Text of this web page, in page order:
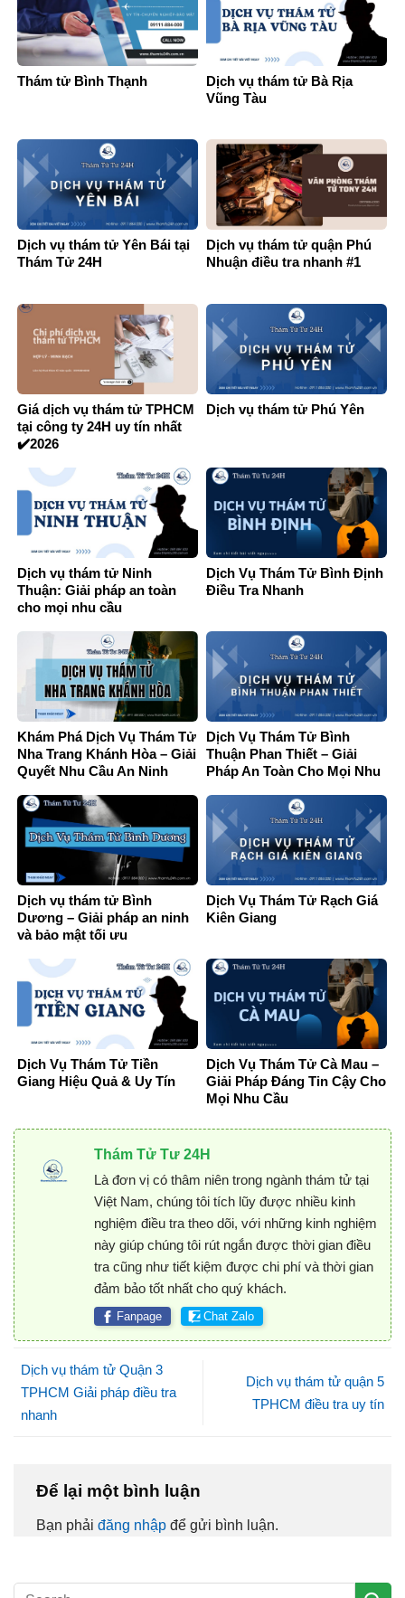
Thám tử Bình Thạnh
Dịch vụ thám tử Bà Rịa
Vũng Tàu
Dịch vụ thám tử Yên Bái tại
Thám Tử 24H
Dịch vụ thám tử quận Phú
Nhuận điều tra nhanh #1
Giá dịch vụ thám tử TPHCM
tại công ty 24H uy tín nhất
✔️2026
Dịch vụ thám tử Phú Yên
Dịch vụ thám tử Ninh
Thuận: Giải pháp an toàn
cho mọi nhu cầu
Dịch Vụ Thám Tử Bình Định
Điều Tra Nhanh
Khám Phá Dịch Vụ Thám Tử
Nha Trang Khánh Hòa – Giải
Quyết Nhu Cầu An Ninh
Dịch Vụ Thám Tử Bình
Thuận Phan Thiết – Giải
Pháp An Toàn Cho Mọi Nhu
Dịch vụ thám tử Bình
Dương – Giải pháp an ninh
và bảo mật tối ưu
Dịch Vụ Thám Tử Rạch Giá
Kiên Giang
Dịch Vụ Thám Tử Tiền
Giang Hiệu Quả & Uy Tín
Dịch Vụ Thám Tử Cà Mau –
Giải Pháp Đáng Tin Cậy Cho
Mọi Nhu Cầu
Thám Tử Tư 24H
Là đơn vị có thâm niên trong ngành thám tử tại
Việt Nam, chúng tôi tích lũy được nhiều kinh
nghiệm điều tra theo dõi, với những kinh nghiệm
này giúp chúng tôi rút ngắn được thời gian điều
tra cũng như tiết kiệm được chi phí và thời gian
đảm bảo tốt nhất cho quý khách.
Fanpage Chat Zalo
Dịch vụ thám tử Quận 3
TPHCM Giải pháp điều tra
nhanh
Dịch vụ thám tử quận 5
TPHCM điều tra uy tín
Để lại một bình luận
Bạn phải đăng nhập để gửi bình luận.